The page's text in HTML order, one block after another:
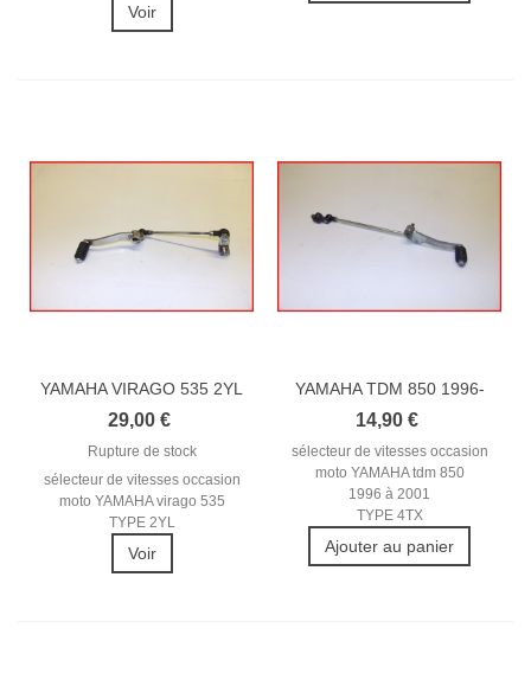
Voir
YAMAHA VIRAGO 535 2YL
SELECTEUR...
29,00 €
Rupture de stock
sélecteur de vitesses occasion
moto YAMAHA virago 535
TYPE 2YL
Voir
YAMAHA TDM 850 1996-
2001...
14,90 €
sélecteur de vitesses occasion
moto YAMAHA tdm 850
1996 à 2001
TYPE 4TX
Ajouter au panier